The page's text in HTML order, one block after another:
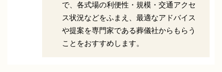
で、各式場の利便性・規模・交通アクセ
ス状況などをふまえ、最適なアドバイス
や提案を専門家である葬儀社からもらう
ことをおすすめします。